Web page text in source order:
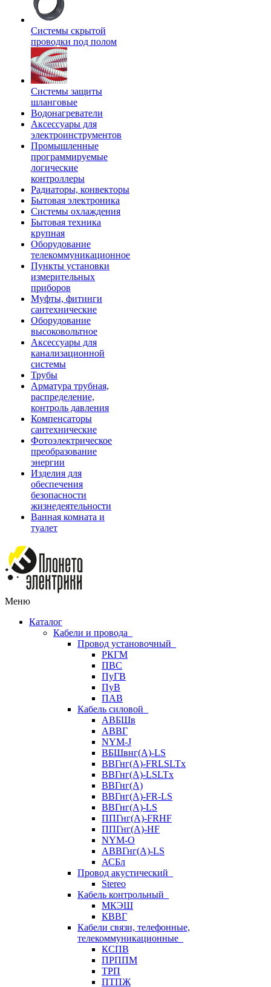
Системы скрытой
проводки под полом
Системы защиты
шланговые
Водонагреватели
Аксессуары для
электроинструментов
Промышленные
программируемые
логические
контроллеры
Радиаторы, конвекторы
Бытовая электроника
Системы охлаждения
Бытовая техника
крупная
Оборудование
телекоммуникационное
Пункты установки
измерительных
приборов
Муфты, фитинги
сантехнические
Оборудование
высоковольтное
Аксессуары для
канализационной
системы
Трубы
Арматура трубная,
распределение,
контроль давления
Компенсаторы
сантехнические
Фотоэлектрическое
преобразование
энергии
Изделия для
обеспечения
безопасности
жизнедеятельности
Ванная комната и
туалет
Меню
Каталог
Кабели и провода
Провод установочный
РКГМ
ПВС
ПуГВ
ПуВ
ПАВ
Кабель силовой
АВБШв
АВВГ
NYM-J
ВБШвнг(А)-LS
ВВГнг(A)-FRLSLTx
ВВГнг(A)-LSLTx
ВВГнг(А)
ВВГнг(А)-FR-LS
ВВГнг(А)-LS
ППГнг(А)-FRHF
ППГнг(А)-HF
NYM-O
АВВГнг(А)-LS
АСБл
Провод акустический
Stereo
Кабель контрольный
МКЭШ
КВВГ
Кабели связи, телефонные,
телекоммуникационные
КСПВ
ПРППМ
ТРП
ПТПЖ